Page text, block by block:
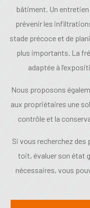
bâtiment. Un
prévenir les
stade précoce et de
plus importants. La
adaptée à
Nous proposons
aux propriétaires une
contrôle et la
Si vous recherchez
toit, évaluer son état
nécessaires, vous